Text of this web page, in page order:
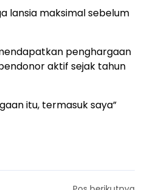
lansia maksimal sebelum
penghargaan
aktif sejak tahun
itu, termasuk saya”